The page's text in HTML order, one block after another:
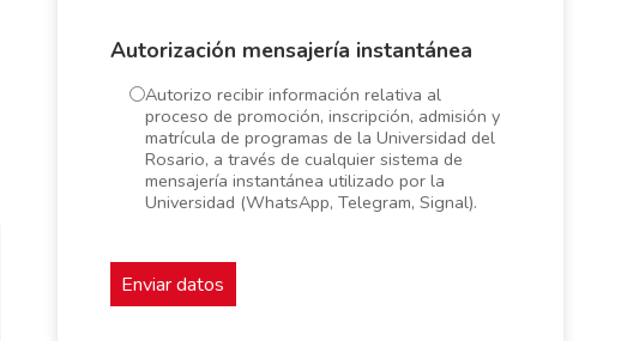
Autorización mensajería instantánea
Autorizo recibir información relativa al
proceso de promoción, inscripción, admisión y
matrícula de programas de la Universidad del
Rosario, a través de cualquier sistema de
mensajería instantánea utilizado por la
Universidad (WhatsApp, Telegram, Signal).